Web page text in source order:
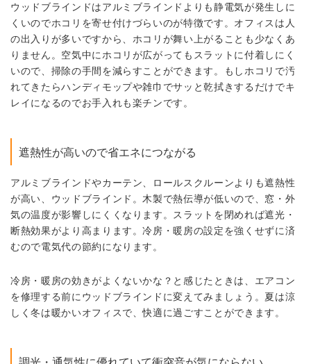
ウッドブラインドはアルミブラインドよりも静電気が発生しに
くいのでホコリを寄せ付けづらいのが特徴です。オフィスは人
の出入りが多いですから、ホコリが舞い上がることも少なくあ
りません。空気中にホコリが広がってもスラットに付着しにく
いので、掃除の手間を減らすことができます。もしホコリで汚
れてきたらハンディモップや雑巾でサッと乾拭きするだけでキ
レイになるのでお手入れも楽チンです。
遮熱性が高いので省エネにつながる
アルミブラインドやカーテン、ロールスクルーンよりも遮熱性
が高い、ウッドブラインド。木製で熱伝導が低いので、窓・外
気の温度が影響しにくくなります。スラットを閉めれば遮光・
断熱効果がより高まります。冷房・暖房の設定を強くせずに済
むので電気代の節約になります。
冷房・暖房の効きがよくないかな？と感じたときは、エアコン
を修理する前にウッドブラインドに変えてみましょう。夏は涼
しく冬は暖かいオフィスで、快適に過ごすことができます。